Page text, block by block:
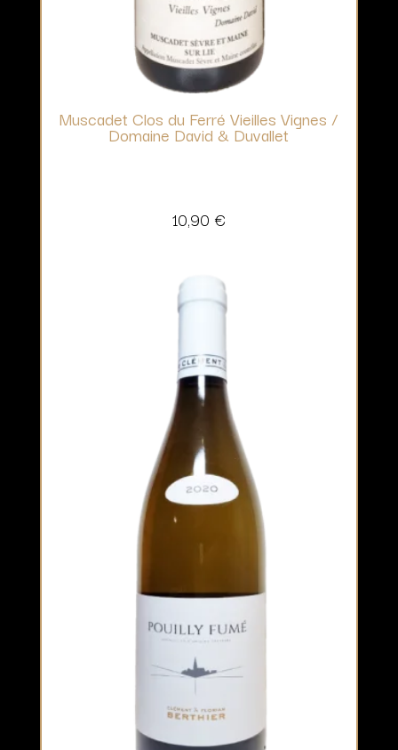
Muscadet Clos du Ferré Vieilles Vignes /
Domaine David & Duvallet
10,90 €